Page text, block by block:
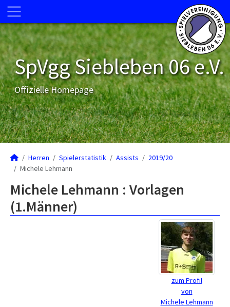
SpVgg Siebleben 06 e.V.
Offizielle Homepage
Herren Spielerstatistik Assists
2019/20
Michele Lehmann
Michele Lehmann : Vorlagen
(1.Männer)
zum Profil
von
Michele Lehmann